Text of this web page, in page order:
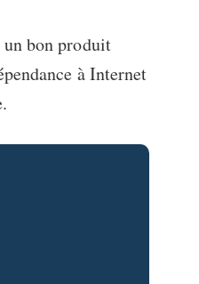
bon produit
à Internet